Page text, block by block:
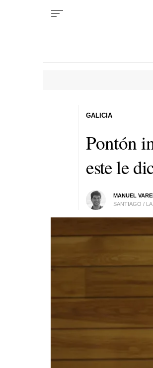
Pontón
este le
MANUEL
SANTIAGO / LA
GALICIA